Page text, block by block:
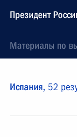
Президент
Материалы по
Испания, 52